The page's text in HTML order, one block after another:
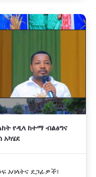
የዲላ ከተማ ብልፅግና
አባላትና ደጋፊዎች፣